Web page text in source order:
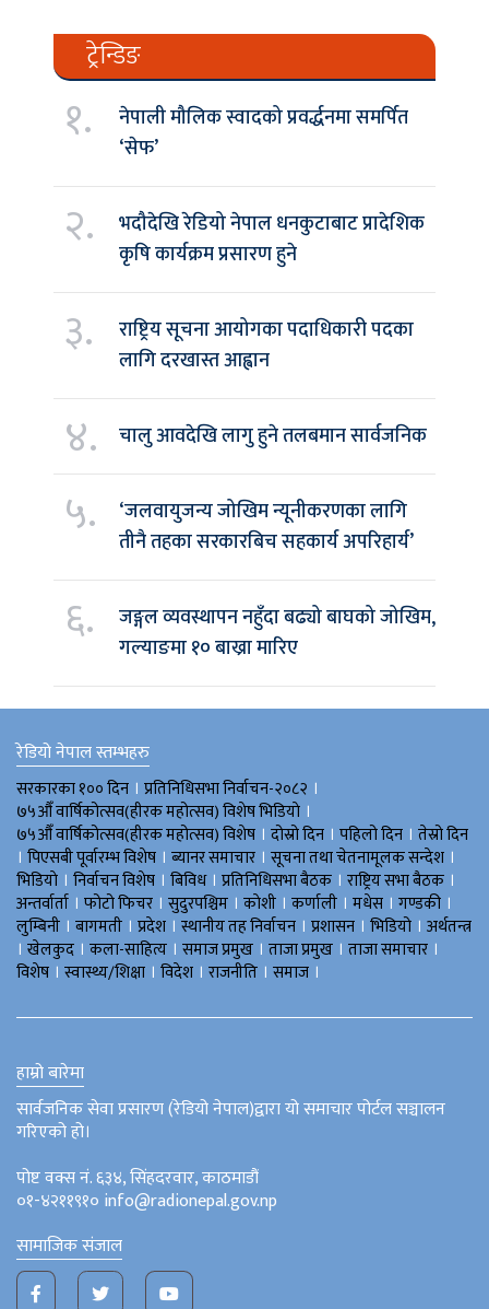
ट्रेन्डिङ
१.
नेपाली मौलिक स्वादको प्रवर्द्धनमा समर्पित
‘सेफ’
२.
भदौदेखि रेडियो नेपाल धनकुटाबाट प्रादेशिक
कृषि कार्यक्रम प्रसारण हुने
३.
राष्ट्रिय सूचना आयोगका पदाधिकारी पदका
लागि दरखास्त आह्वान
४. चालु आवदेखि लागु हुने तलबमान सार्वजनिक
५.
‘जलवायुजन्य जोखिम न्यूनीकरणका लागि
तीनै तहका सरकारबिच सहकार्य अपरिहार्य’
६.
जङ्गल व्यवस्थापन नहुँदा बढ्यो बाघको जोखिम,
गल्याङमा १० बाख्रा मारिए
रेडियो नेपाल स्तम्भहरु
सरकारका १०० दिन । प्रतिनिधिसभा निर्वाचन-२०८२ ।
७५औँ वार्षिकोत्सव(हीरक महोत्सव) विशेष भिडियाे ।
७५औँ वार्षिकोत्सव(हीरक महोत्सव) विशेष । दोस्रो दिन । पहिलो दिन । तेस्रो दिन
। पिएसबी पूर्वारम्भ विशेष । ब्यानर समाचार । सूचना तथा चेतनामूलक सन्देश ।
भिडियाे । निर्वाचन विशेष । बिविध। प्रतिनिधिसभा बैठक । राष्ट्रिय सभा बैठक ।
अन्तर्वार्ता । फोटो फिचर । सुदुरपश्चिम । काेशी । कर्णाली । मधेस । गण्डकी ।
लुम्बिनी । बागमती । प्रदेश । स्थानीय तह निर्वाचन । प्रशासन । भिडियो । अर्थतन्त्र
। खेलकुद । कला-साहित्य । समाज प्रमुख । ताजा प्रमुख । ताजा समाचार ।
विशेष । स्वास्थ्य/शिक्षा । विदेश । राजनीति । समाज ।
हाम्रो बारेमा
सार्वजनिक सेवा प्रसारण (रेडियो नेपाल)द्वारा यो समाचार पोर्टल सञ्चालन
गरिएको हो।
पोष्ट वक्स नं. ६३४, सिंहदरवार, काठमाडौं
०१-४२११९१० info@radionepal.gov.np
सामाजिक संजाल